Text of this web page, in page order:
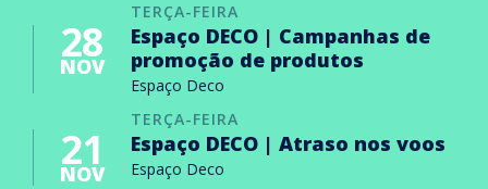
TERÇA-FEIRA
28
NOV
Espaço DECO | Campanhas de
promoção de produtos
Espaço Deco
TERÇA-FEIRA
21
NOV
Espaço DECO | Atraso nos voos
Espaço Deco